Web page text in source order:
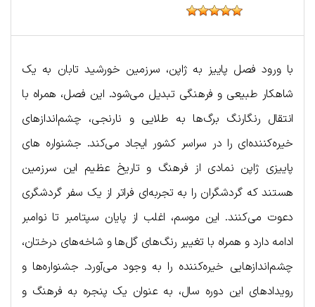
با ورود فصل پاییز به ژاپن، سرزمین خورشید تابان به یک
شاهکار طبیعی و فرهنگی تبدیل می‌شود. این فصل، همراه با
انتقال رنگارنگ برگ‌ها به طلایی و نارنجی، چشم‌اندازهای
خیره‌کننده‌ای را در سراسر کشور ایجاد می‌کند. جشنواره‌ های
پاییزی ژاپن نمادی از فرهنگ و تاریخ عظیم این سرزمین
هستند که گردشگران را به تجربه‌ای فراتر از یک سفر گردشگری
دعوت می‌کنند. این موسم، اغلب از پایان سپتامبر تا نوامبر
ادامه دارد و همراه با تغییر رنگ‌های گل‌ها و شاخه‌های درختان،
چشم‌اندازهایی خیره‌کننده را به وجود می‌آورد. جشنواره‌ها و
رویدادهای این دوره سال، به عنوان یک پنجره به فرهنگ و